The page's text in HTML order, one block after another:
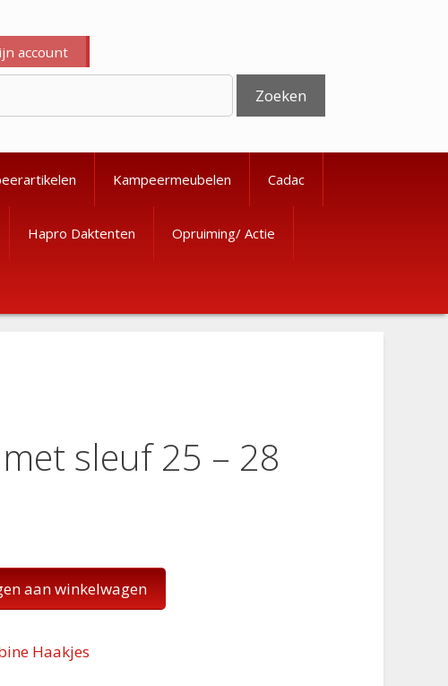
account
Zoeken
Kampeermeubelen Cadac
Hapro Daktenten Opruiming/ Actie
sleuf 25 – 28
aan winkelwagen
Haakjes